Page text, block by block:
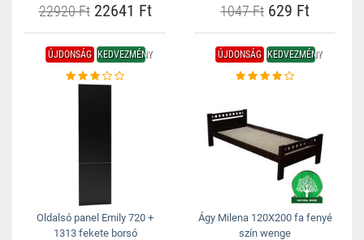
22920 Ft22641 Ft 1047 Ft 629 Ft
ÚJDONSÁG KEDVEZMÉNY
Oldalsó panel Emily 720 +
1313 fekete borsó
ÚJDONSÁG KEDVEZMÉNY
Ágy Milena 120X200 fa fenyé
szín wenge